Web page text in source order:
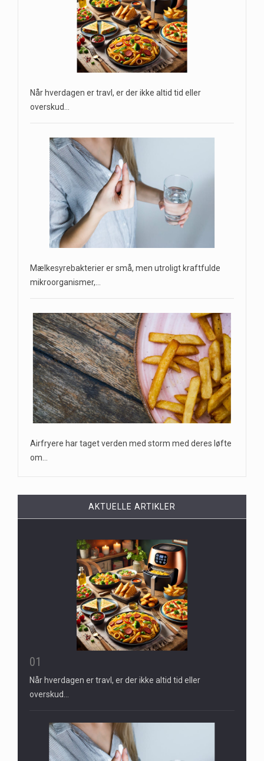
Når hverdagen er travl, er der ikke altid tid eller
overskud…
Mælkesyrebakterier er små, men utroligt kraftfulde
mikroorganismer,…
Airfryere har taget verden med storm med deres løfte
om…
AKTUELLE ARTIKLER
01
Når hverdagen er travl, er der ikke altid tid eller
overskud…